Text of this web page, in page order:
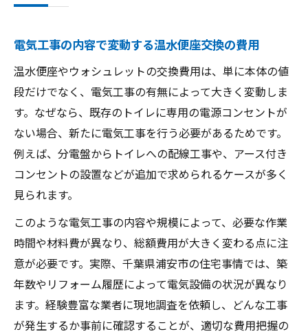
電気工事の内容で変動する温水便座交換の費用
温水便座やウォシュレットの交換費用は、単に本体の値
段だけでなく、電気工事の有無によって大きく変動しま
す。なぜなら、既存のトイレに専用の電源コンセントが
ない場合、新たに電気工事を行う必要があるためです。
例えば、分電盤からトイレへの配線工事や、アース付き
コンセントの設置などが追加で求められるケースが多く
見られます。
このような電気工事の内容や規模によって、必要な作業
時間や材料費が異なり、総額費用が大きく変わる点に注
意が必要です。実際、千葉県浦安市の住宅事情では、築
年数やリフォーム履歴によって電気設備の状況が異なり
ます。経験豊富な業者に現地調査を依頼し、どんな工事
が発生するか事前に確認することが、適切な費用把握の